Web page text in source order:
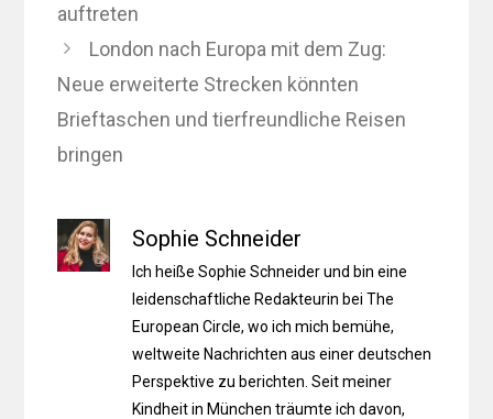
auftreten
London nach Europa mit dem Zug:
Neue erweiterte Strecken könnten
Brieftaschen und tierfreundliche Reisen
bringen
Sophie Schneider
Ich heiße Sophie Schneider und bin eine
leidenschaftliche Redakteurin bei The
European Circle, wo ich mich bemühe,
weltweite Nachrichten aus einer deutschen
Perspektive zu berichten. Seit meiner
Kindheit in München träumte ich davon,